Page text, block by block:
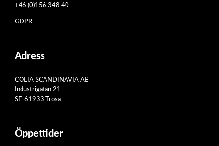
+46 (0)156 348 40
GDPR
Adress
COLIA SCANDINAVIA AB
Industrigatan 21
SE-61933 Trosa
Öppettider